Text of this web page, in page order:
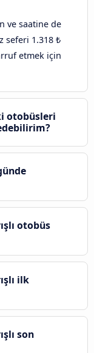
ve saatine de
seferi 1.318 ₺
etmek için
otobüsleri
otobüs
ilk
son